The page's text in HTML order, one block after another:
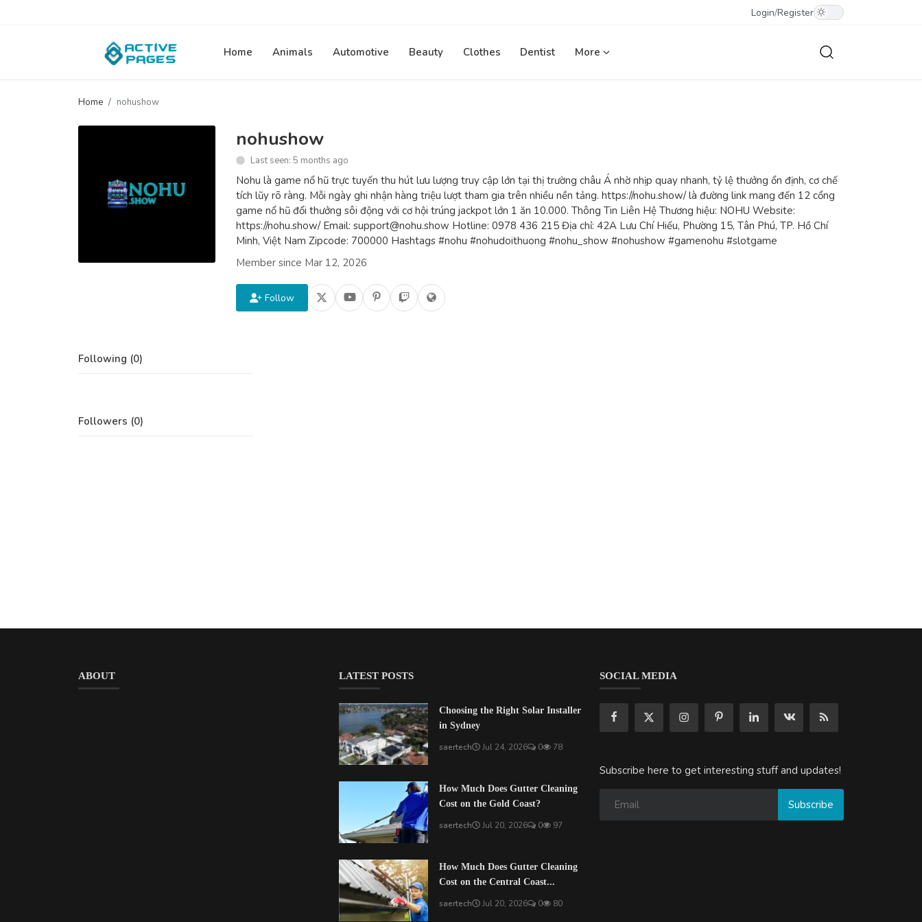
Login/Register
Home Animals Automotive Beauty Clothes Dentist More
Home nohushow
nohushow
Last seen: 5 months ago
Nohu là game nổ hũ trực tuyến thu hút lưu lượng truy cập lớn tại thị trường châu Á nhờ nhịp quay nhanh, tỷ lệ thưởng ổn định, cơ chế
tích lũy rõ ràng. Mỗi ngày ghi nhận hàng triệu lượt tham gia trên nhiều nền tảng. https://nohu.show/ là đường link mang đến 12 cổng
game nổ hũ đổi thưởng sôi động với cơ hội trúng jackpot lớn 1 ăn 10.000. Thông Tin Liên Hệ Thương hiệu: NOHU Website:
https://nohu.show/ Email: support@nohu.show Hotline: 0978 436 215 Địa chỉ: 42A Lưu Chí Hiếu, Phường 15, Tân Phú, TP. Hồ Chí
Minh, Việt Nam Zipcode: 700000 Hashtags #nohu #nohudoithuong #nohu_show #nohushow #gamenohu #slotgame
Member since Mar 12, 2026
Follow
Following (0)
Followers (0)
ABOUT LATEST POSTS
Choosing the Right Solar Installer
in Sydney
saertech Jul 24, 2026 0 78
How Much Does Gutter Cleaning
Cost on the Gold Coast?
saertech Jul 20, 2026 0 97
How Much Does Gutter Cleaning
Cost on the Central Coast...
saertech Jul 20, 2026 0 80
SOCIAL MEDIA
Subscribe here to get interesting stuff and updates!
Subscribe